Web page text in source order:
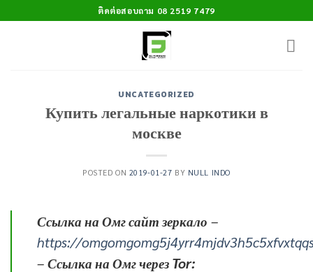
to
ติดต่อสอบถาม 08 2519 7479
UNCATEGORIZED
Купить легальные наркотики в
москве
POSTED ON 2019-01-27 BY NULL INDO
Ссылка на Омг сайт зеркало –
https://
– Ссылка на Омг через Tor: